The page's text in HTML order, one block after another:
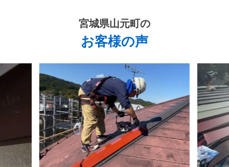
宮城県山元町の
お客様の声